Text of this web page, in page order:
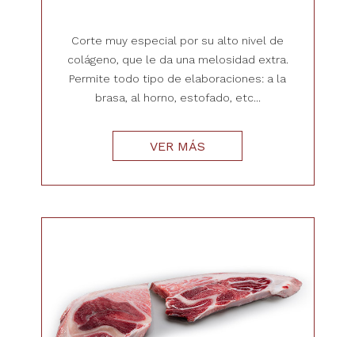
Corte muy especial por su alto nivel de
colágeno, que le da una melosidad extra.
Permite todo tipo de elaboraciones: a la
brasa, al horno, estofado, etc...
VER MÁS